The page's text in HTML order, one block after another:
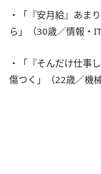
・「『安月給』あま
ら」（30歳／情報・IT
・「『そんだけ仕事
傷つく」（22歳／機